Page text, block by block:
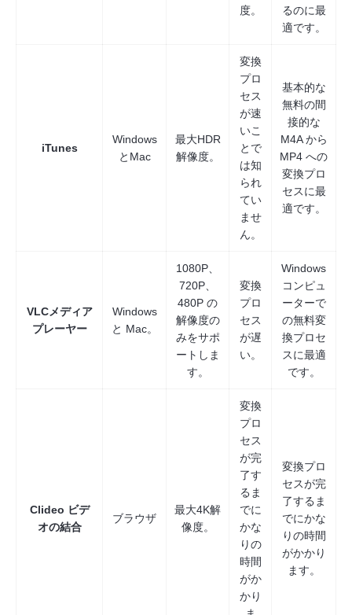
度。
るのに最
適です。
iTunes
Windows
とMac
最大HDR
解像度。
変換
プロ
セス
が速
いこ
とで
は知
られ
てい
ませ
ん。
基本的な
無料の間
接的な
M4A から
MP4 への
変換プロ
セスに最
適です。
VLCメディア
プレーヤー
Windows
と Mac。
1080P、
720P、
480P の
解像度の
みをサポ
ートしま
す。
変換
プロ
セス
が遅
い。
Windows
コンピュ
ーターで
の無料変
換プロセ
スに最適
です。
Clideo ビデ
オの結合
ブラウザ
最大4K解
像度。
変換
プロ
セス
が完
了す
るま
でに
かな
りの
時間
がか
かり
変換プロ
セスが完
了するま
でにかな
りの時間
がかかり
ます。